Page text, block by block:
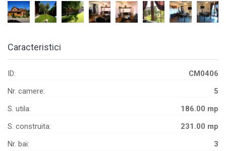
Caracteristici
ID:
CM0406
Nr. camere:
5
S. utila:
186.00 mp
S. construita:
231.00 mp
Nr. bai:
3